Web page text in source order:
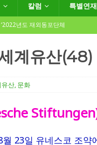
칼럼 특별연재
년도 재외동포단체
/ 알림
30돌…“한-EU 협력 ‘가교’ 넘어 혁
계유산(48)
유산, 문화
23일 유네스코 조약